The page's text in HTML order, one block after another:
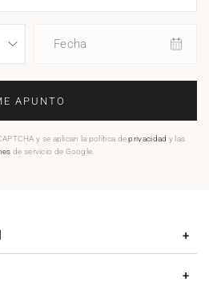
Fecha
APUNTO
y se aplican la política deprivacidad y las
de servicio de Google.